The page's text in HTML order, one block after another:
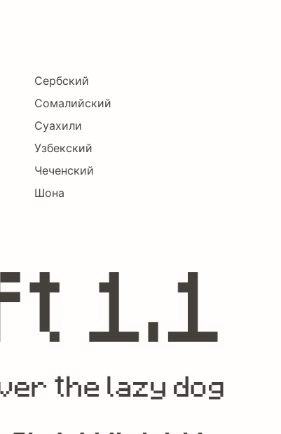
Сербский
Сомалийский
Суахили
Узбекский
Чеченский
Шона